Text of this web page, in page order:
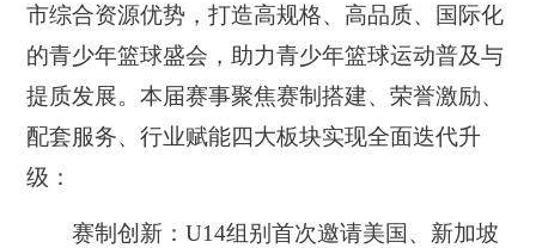
市综合资源优势，打造高规格、高品质、国际化
的青少年篮球盛会，助力青少年篮球运动普及与
提质发展。本届赛事聚焦赛制搭建、荣誉激励、
配套服务、行业赋能四大板块实现全面迭代升
级：
赛制创新：U14组别首次邀请美国、新加坡